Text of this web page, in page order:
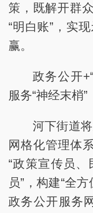
策，既解开群
“明白账”，实
赢。
政务公开
服务“神经末梢”
河下街道
网格化管理体
“政策宣传员
员”，构建“全
政务公开服务